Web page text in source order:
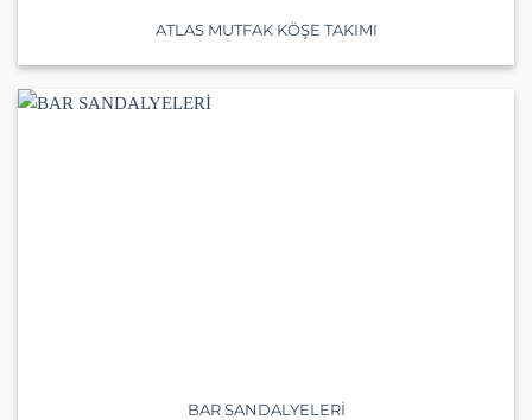
ATLAS MUTFAK KÖŞE TAKIMI
BAR SANDALYELERİ